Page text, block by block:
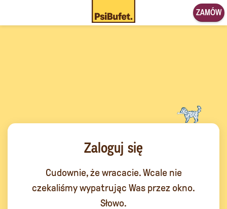
ZAMÓW
Zaloguj się
Cudownie, że wracacie. Wcale nie
czekaliśmy wypatrując Was przez okno.
Słowo.